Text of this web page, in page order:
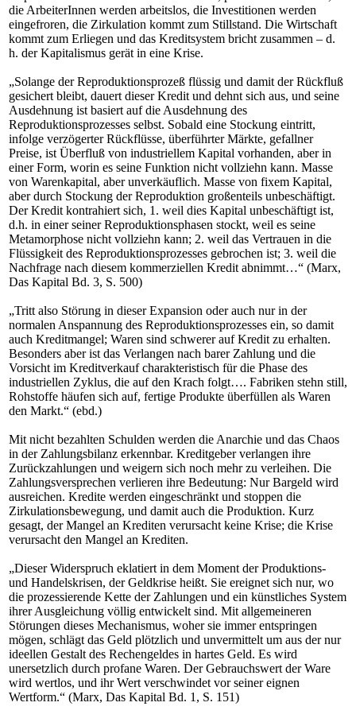
die ArbeiterInnen werden arbeitslos, die Investitionen werden
eingefroren, die Zirkulation kommt zum Stillstand. Die Wirtschaft
kommt zum Erliegen und das Kreditsystem bricht zusammen – d.
h. der Kapitalismus gerät in eine Krise.
„Solange der Reproduktionsprozeß flüssig und damit der Rückfluß
gesichert bleibt, dauert dieser Kredit und dehnt sich aus, und seine
Ausdehnung ist basiert auf die Ausdehnung des
Reproduktionsprozesses selbst. Sobald eine Stockung eintritt,
infolge verzögerter Rückflüsse, überführter Märkte, gefallner
Preise, ist Überfluß von industriellem Kapital vorhanden, aber in
einer Form, worin es seine Funktion nicht vollziehn kann. Masse
von Warenkapital, aber unverkäuflich. Masse von fixem Kapital,
aber durch Stockung der Reproduktion großenteils unbeschäftigt.
Der Kredit kontrahiert sich, 1. weil dies Kapital unbeschäftigt ist,
d.h. in einer seiner Reproduktionsphasen stockt, weil es seine
Metamorphose nicht vollziehn kann; 2. weil das Vertrauen in die
Flüssigkeit des Reproduktionsprozesses gebrochen ist; 3. weil die
Nachfrage nach diesem kommerziellen Kredit abnimmt…“ (Marx,
Das Kapital Bd. 3, S. 500)
„Tritt also Störung in dieser Expansion oder auch nur in der
normalen Anspannung des Reproduktionsprozesses ein, so damit
auch Kreditmangel; Waren sind schwerer auf Kredit zu erhalten.
Besonders aber ist das Verlangen nach barer Zahlung und die
Vorsicht im Kreditverkauf charakteristisch für die Phase des
industriellen Zyklus, die auf den Krach folgt…. Fabriken stehn still,
Rohstoffe häufen sich auf, fertige Produkte überfüllen als Waren
den Markt.“ (ebd.)
Mit nicht bezahlten Schulden werden die Anarchie und das Chaos
in der Zahlungsbilanz erkennbar. Kreditgeber verlangen ihre
Zurückzahlungen und weigern sich noch mehr zu verleihen. Die
Zahlungsversprechen verlieren ihre Bedeutung: Nur Bargeld wird
ausreichen. Kredite werden eingeschränkt und stoppen die
Zirkulationsbewegung, und damit auch die Produktion. Kurz
gesagt, der Mangel an Krediten verursacht keine Krise; die Krise
verursacht den Mangel an Krediten.
„Dieser Widerspruch eklatiert in dem Moment der Produktions-
und Handelskrisen, der Geldkrise heißt. Sie ereignet sich nur, wo
die prozessierende Kette der Zahlungen und ein künstliches System
ihrer Ausgleichung völlig entwickelt sind. Mit allgemeineren
Störungen dieses Mechanismus, woher sie immer entspringen
mögen, schlägt das Geld plötzlich und unvermittelt um aus der nur
ideellen Gestalt des Rechengeldes in hartes Geld. Es wird
unersetzlich durch profane Waren. Der Gebrauchswert der Ware
wird wertlos, und ihr Wert verschwindet vor seiner eignen
Wertform.“ (Marx, Das Kapital Bd. 1, S. 151)